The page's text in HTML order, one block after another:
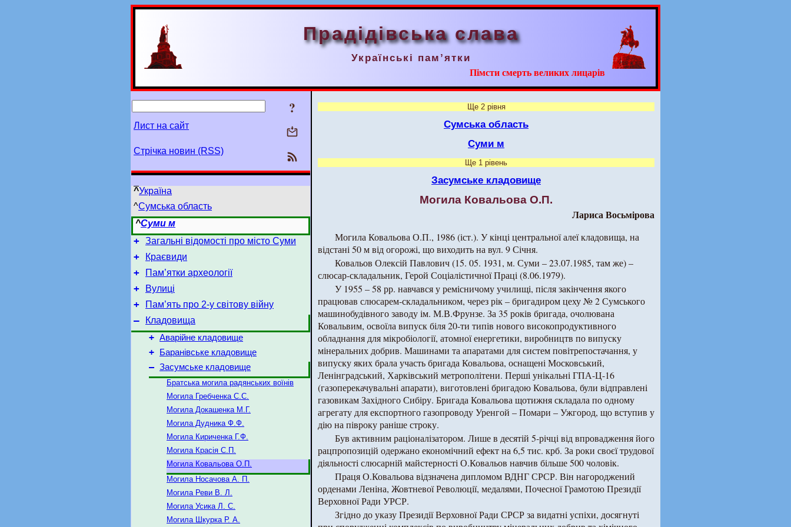
Прадідівська слава
Українські пам’ятки
Пімсти смерть великих лицарів
?
Лист на сайт
Стрічка новин (RSS)
^Україна
^Сумська область
^Суми м
+ Загальні відомості про місто Суми
+ Краєвиди
+ Пам’ятки археології
+ Вулиці
+ Пам’ять про 2-у світову війну
–
Кладовища
+ Аварійне кладовище
+ Баранівське кладовище
– Засумське кладовище
Братська могила радянських воїнів
Могила Гребченка С.С.
Могила Докашенка М.Г.
Могила Дудника Ф.Ф.
Могила Кириченка Г.Ф.
Могила Красія С.П.
Могила Ковальова О.П.
Могила Носачова А. П.
Могила Реви В. Л.
Могила Усика Л. С.
Могила Шкурка Р. А.
Ще 2 рівня
Сумська область
Суми м
Ще 1 рівень
Засумське кладовище
Могила Ковальова О.П.
Лариса Восьмірова
Могила Ковальова О.П., 1986 (іст.). У кінці центральної алеї кладовища, на
відстані 50 м від огорожі, що виходить на вул. 9 Січня.
Ковальов Олексій Павлович (15. 05. 1931, м. Суми – 23.07.1985, там же) –
слюсар-складальник, Герой Соціалістичної Праці (8.06.1979).
У 1955 – 58 рр. навчався у ремісничому училищі, після закінчення якого
працював слюсарем-складальником, через рік – бригадиром цеху № 2 Сумського
машинобудівного заводу ім. М.В.Фрунзе. За 35 років бригада, очолювана
Ковальвим, освоїла випуск біля 20-ти типів нового високопродуктивного
обладнання для мікробіології, атомної енергетики, виробництв по випуску
мінеральних добрив. Машинами та апаратами для систем повітрепостачання, у
випуску яких брала участь бригада Ковальова, оснащені Московський,
Ленінградський, Харківський метрополітени. Перші унікальні ГПА-Ц-16
(газоперекачувальні апарати), виготовлені бригадою Ковальова, були відправлені
газовикам Західного Сибіру. Бригада Ковальова щотижня складала по одному
агрегату для експортного газопроводу Уренгой – Помари – Ужгород, що вступив у
дію на півроку раніше строку.
Був активним раціоналізатором. Лише в десятій 5-річці від впровадження його
рацпропозицій одержано економічний ефект на 6,5 тис. крб. За роки своєї трудової
діяльності слюсарній майстерності О.Ковальов навчив більше 500 чоловік.
Праця О.Ковальова відзначена дипломом ВДНГ СРСР. Він нагороджений
орденами Леніна, Жовтневої Революції, медалями, Почесної Грамотою Президії
Верховної Ради УРСР.
Згідно до указу Президії Верховної Ради СРСР за видатні успіхи, досягнуті